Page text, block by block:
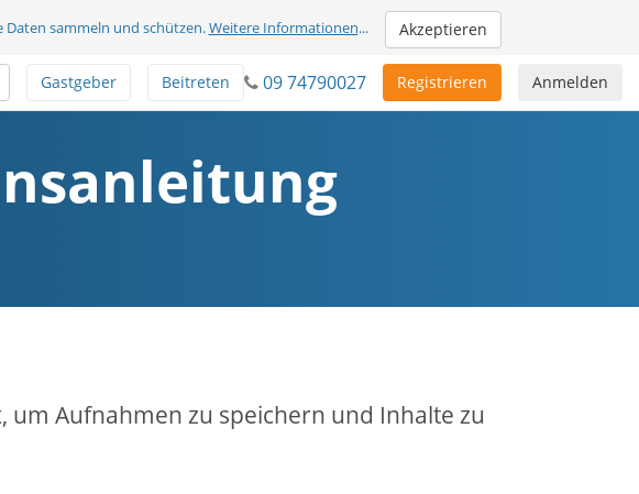
sammeln und schützen.Weitere Informationen... Akzeptieren
Anmelden
Registrieren
09 74790027
Beitreten
Gastgeber
Aufnahmen zu speichern und Inhalte zu